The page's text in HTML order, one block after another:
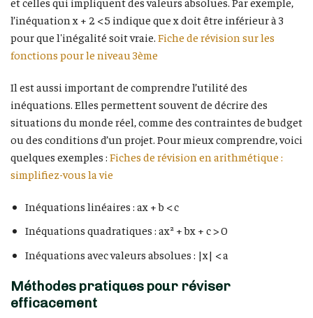
l’inéquation x + 2 < 5 indique que x doit être inférieur à 3
pour que l'inégalité soit vraie. Fiche de révision sur les
fonctions pour le niveau 3ème
Il est aussi important de comprendre l’utilité des
inéquations. Elles permettent souvent de décrire des
situations du monde réel, comme des contraintes de budget
ou des conditions d’un projet. Pour mieux comprendre, voici
quelques exemples : Fiches de révision en arithmétique :
simplifiez-vous la vie
Inéquations linéaires : ax + b < c
Inéquations quadratiques : ax² + bx + c > 0
Inéquations avec valeurs absolues : |x| < a
Méthodes pratiques pour réviser
efficacement